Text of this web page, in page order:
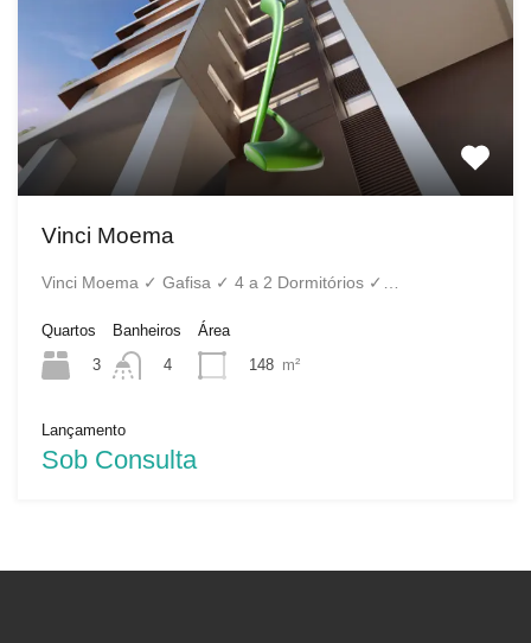
Vinci Moema
Vinci Moema ✓ Gafisa ✓ 4 a 2 Dormitórios ✓…
Quartos
3
Banheiros
4
Área
148 m²
Lançamento
Sob Consulta